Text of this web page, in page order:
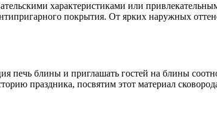
характеристиками или
покрытия. От ярких наружных
печь блины и приглашать гостей на блины
праздника, посвятим этот материал